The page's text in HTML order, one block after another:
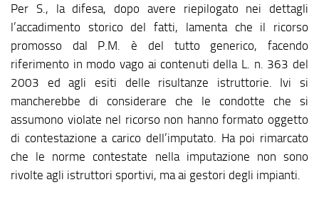
Per S., la difesa, dopo avere riepilogato nei dettagli
l’accadimento storico del fatti, lamenta che il ricorso
promosso dal P.M. è del tutto generico, facendo
riferimento in modo vago ai contenuti della L. n. 363 del
2003 ed agli esiti delle risultanze istruttorie. Ivi si
mancherebbe di considerare che le condotte che si
assumono violate nel ricorso non hanno formato oggetto
di contestazione a carico dell’imputato. Ha poi rimarcato
che le norme contestate nella imputazione non sono
rivolte agli istruttori sportivi, ma ai gestori degli impianti.